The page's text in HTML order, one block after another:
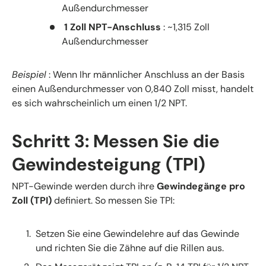
Außendurchmesser
1 Zoll NPT-Anschluss : ~1,315 Zoll
Außendurchmesser
Beispiel: Wenn Ihr männlicher Anschluss an der Basis
einen Außendurchmesser von 0,840 Zoll misst, handelt
es sich wahrscheinlich um einen 1/2 NPT.
Schritt 3: Messen Sie die
Gewindesteigung (TPI)
NPT-Gewinde werden durch ihreGewindegänge pro
Zoll (TPI)definiert. So messen Sie TPI:
Setzen Sie eine Gewindelehre auf das Gewinde
und richten Sie die Zähne auf die Rillen aus.